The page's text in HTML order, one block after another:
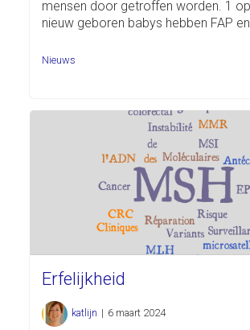
mensen door getroffen worden. 1
nieuw geboren babys hebben FAP
Nieuws
Erfelijkheid
katlijn | 6 maart 2024